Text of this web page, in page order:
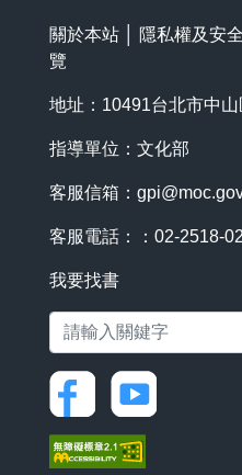
關於本站 隱私權及安
覽
地址：10491台北市中
指導單位：文化部
客服信箱：
客服電話：：02-2518-
我要找書